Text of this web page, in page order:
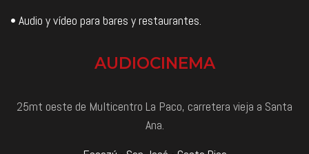
• Audio y vídeo para bares y restaurantes.
AUDIOCINEMA
25mt oeste de Multicentro La Paco, carretera vieja a Santa
Ana.